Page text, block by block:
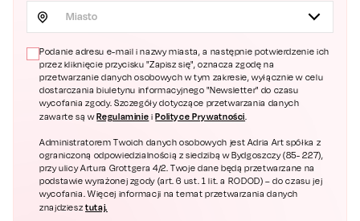
Miasto
Podanie adresu e-mail i nazwy miasta, a następnie potwierdzenie ich
przez kliknięcie przycisku "Zapisz się", oznacza zgodę na
przetwarzanie danych osobowych w tym zakresie, wyłącznie w celu
dostarczania biuletynu informacyjnego "Newsletter" do czasu
wycofania zgody. Szczegóły dotyczące przetwarzania danych
zawarte są wRegulaminie iPolityce Prywatności
Administratorem Twoich danych osobowych jest Adria Art spółka z
ograniczoną odpowiedzialnością z siedzibą w Bydgoszczy (85- 227),
przy ulicy Artura Grottgera 4/2. Twoje dane będą przetwarzane na
podstawie wyrażonej zgody (art. 6 ust. 1 lit. a RODOD) – do czasu jej
wycofania. Więcej informacji na temat przetwarzania danych
znajdziesztutaj.